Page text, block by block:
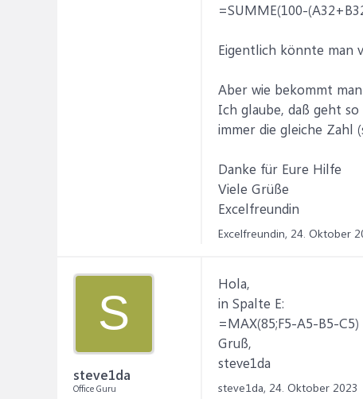
=SUMME(100-
Eigentlich könnte man
Aber wie bekommt
Ich glaube, daß geht
immer die gleiche Zahl
Danke für Eure Hilfe
Viele Grüße
Excelfreundin
Excelfreundin, 24. Oktober
S
steve1da
Office Guru
Hola,
in Spalte E:
=MAX(85;F5-A5-B5-C5)
Gruß,
steve1da
steve1da, 24. Oktober 2023